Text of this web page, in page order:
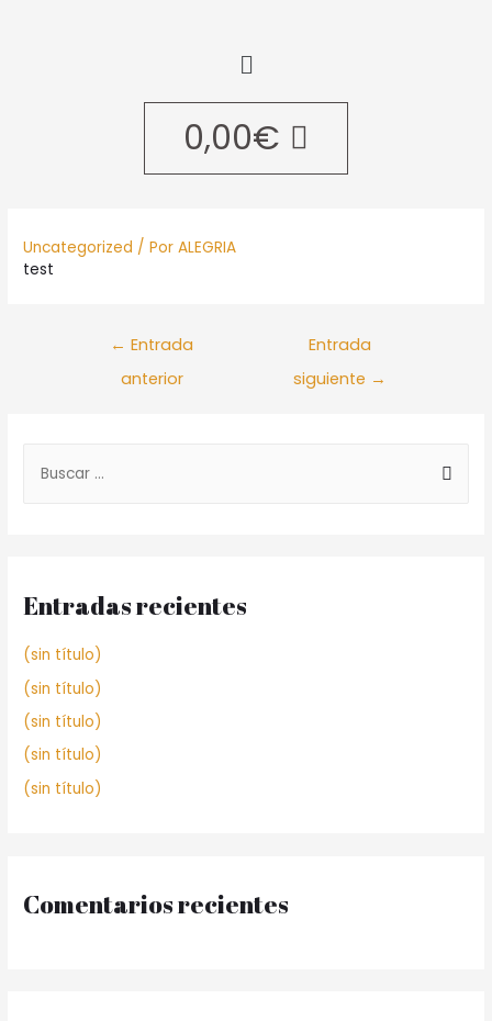
0,00€
Uncategorized / PorALEGRIA
test
← Entrada
anterior
Entrada
siguiente →
Entradas recientes
(sin título)
(sin título)
(sin título)
(sin título)
(sin título)
Comentarios recientes